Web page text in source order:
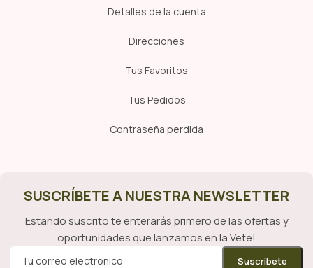
Detalles de la cuenta
Direcciones
Tus Favoritos
Tus Pedidos
Contraseña perdida
SUSCRÍBETE A NUESTRA NEWSLETTER
Estando suscrito te enterarás primero de las ofertas y
oportunidades que lanzamos en la Vete!